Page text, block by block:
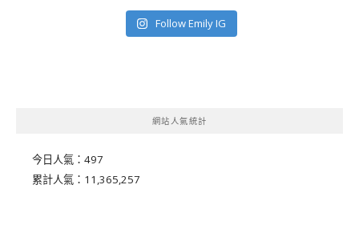
Follow Emily IG
網站人氣統計
今日人氣： 497
累計人氣： 11,365,257